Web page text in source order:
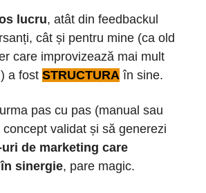
lucru, atât din feedbackul
cât și pentru mine (ca old
care improvizează mai mult
a fost STRUCTURA în sine.
pas cu pas (manual sau
validat și să generezi
de marketing care
sinergie, pare magic.